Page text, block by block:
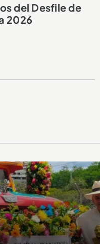
del Desfile de
2026